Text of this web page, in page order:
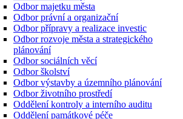
Odbor majetku města
Odbor právní a organizační
Odbor přípravy a realizace investic
Odbor rozvoje města a strategického
plánování
Odbor sociálních věcí
Odbor školství
Odbor výstavby a územního plánování
Odbor životního prostředí
Oddělení kontroly a interního auditu
Oddělení památkové péče